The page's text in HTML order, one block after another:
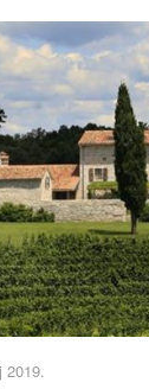
2019.